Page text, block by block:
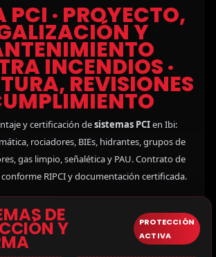
PCI · PROYECTO,
Y
INCENDIOS ·
REVISIONES
y certificación desistemas PCIen Ibi:
rociadores, BIEs, hidrantes, grupos de
gas limpio, señalética y PAU. Contrato de
RIPCI y documentación certificada.
DE
Y
PROTECCIÓN
ACTIVA